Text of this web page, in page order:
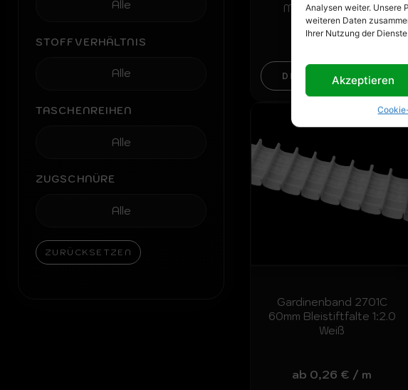
Analysen weiter. Unsere
weiteren Daten
Ihrer Nutzung der
Akzeptieren
STOFFVERHÄLTNIS
TASCHENREIHEN
ZUGSCHNÜRE
ZURÜCKSETZEN
Multitaschenband
ab0,86€/m
DETAILS ANZEIGEN
Gardinenband 2701C
60mm Bleistiftfalte 1:2.0
Weiß
ab 0,26 € / m